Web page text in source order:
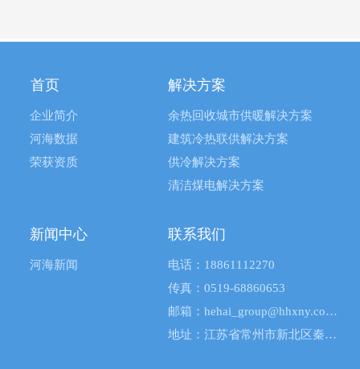
首页
企业简介
荣获资质
河海数据
解决方案
余热回收城市供暖解决方案
供冷解决方案
建筑冷热联供解决方案
清洁煤电解决方案
河海新闻
新闻中心 联系我们
地址：江苏省常州市新北区秦岭路5号
电话：18861112270
传真：0519-68860653
邮箱：hehai_group@hhxny.com.cn